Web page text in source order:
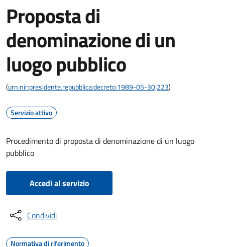
Proposta di
denominazione di un
luogo pubblico
(urn:nir:presidente.repubblica:decreto:1989-05-30;223)
Servizio attivo
Procedimento di proposta di denominazione di un luogo
pubblico
Accedi al servizio
Condividi
Normativa di riferimento